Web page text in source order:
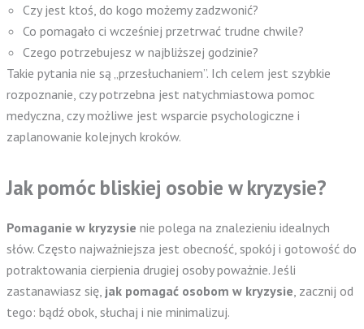
Czy jest ktoś, do kogo możemy zadzwonić?
Co pomagało ci wcześniej przetrwać trudne chwile?
Czego potrzebujesz w najbliższej godzinie?
Takie pytania nie są „przesłuchaniem”. Ich celem jest szybkie
rozpoznanie, czy potrzebna jest natychmiastowa pomoc
medyczna, czy możliwe jest wsparcie psychologiczne i
zaplanowanie kolejnych kroków.
Jak pomóc bliskiej osobie w kryzysie?
Pomaganie w kryzysie nie polega na znalezieniu idealnych
słów. Często najważniejsza jest obecność, spokój i gotowość do
potraktowania cierpienia drugiej osoby poważnie. Jeśli
zastanawiasz się, jak pomagać osobom w kryzysie , zacznij od
tego: bądź obok, słuchaj i nie minimalizuj.